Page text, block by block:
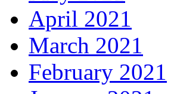
April 2021
March 2021
February 2021